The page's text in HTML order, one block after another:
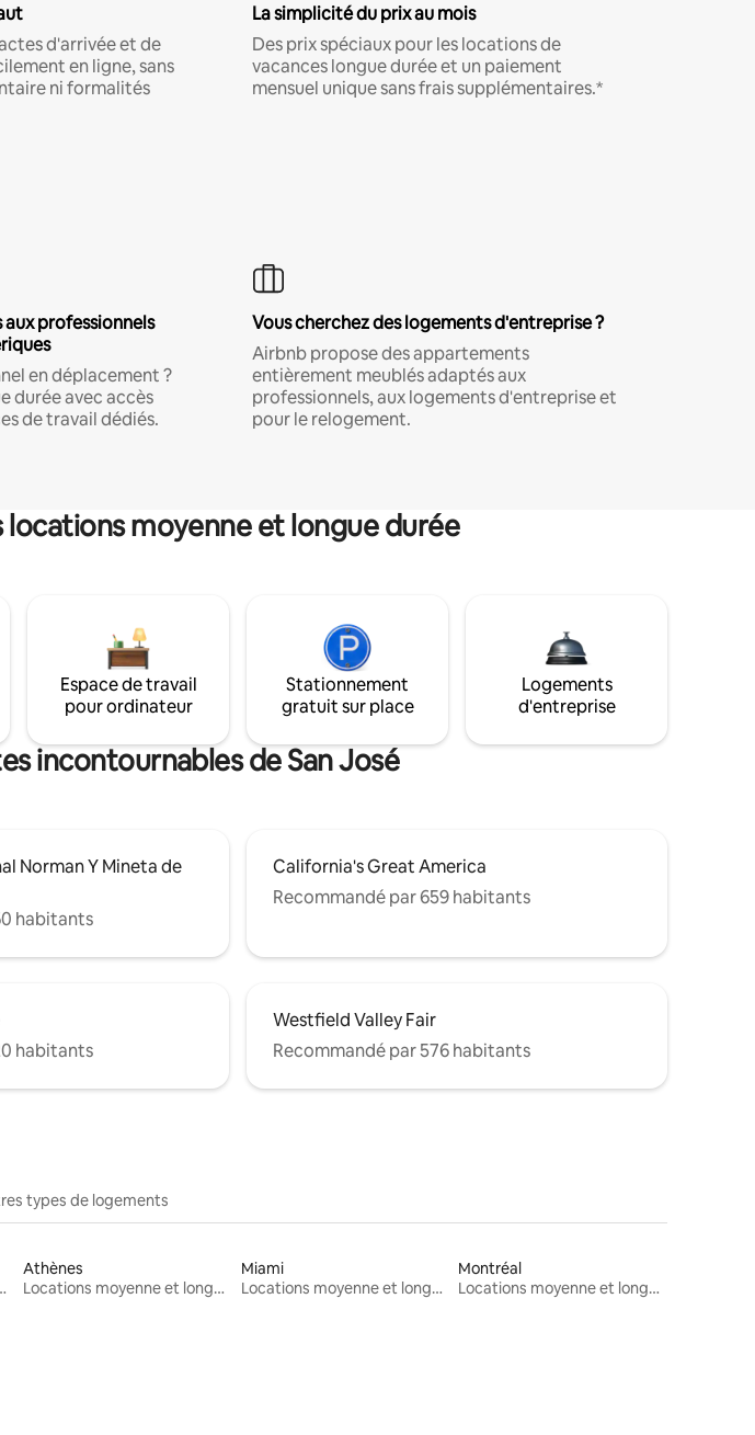
d'arrivée et de
en ligne, sans
ni formalités
La simplicité du prix au mois
Des prix spéciaux pour les locations de
vacances longue durée et un paiement
mensuel unique sans frais supplémentaires.*
professionnels
en déplacement ?
durée avec accès
de travail dédiés.
Vous cherchez des logements d'entreprise ?
Airbnb propose des appartements
entièrement meublés adaptés aux
professionnels, aux logements d'entreprise et
pour le relogement.
moyenne et longue durée
Espace de travail
pour ordinateur
Stationnement
gratuit sur place
Logements
d'entreprise
incontournables de San José
Norman Y Mineta de
habitants
California's Great America
Recommandé par 659 habitants
habitants
Westfield Valley Fair
Recommandé par 576 habitants
types de logements
longue durée
Athènes
Locations moyenne et longue durée
Miami
Locations moyenne et longue durée
Montréal
Locations moyenne et longue durée